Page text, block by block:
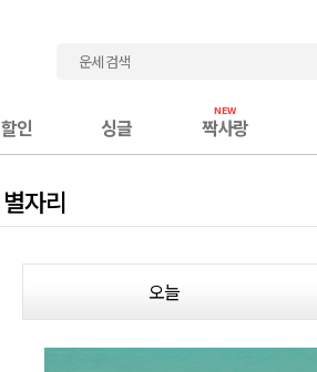
할인 싱글 짝사랑
별자리
오늘